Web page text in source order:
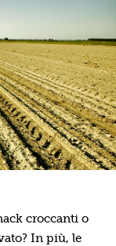
croccanti o
In più, le